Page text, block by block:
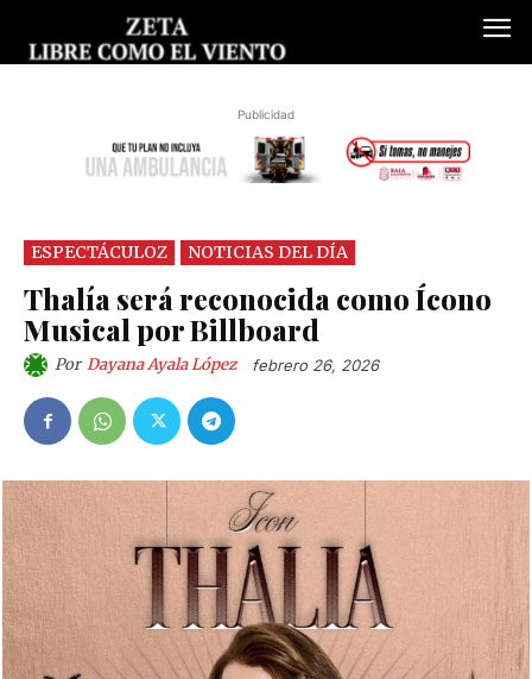
Publicidad
ESPECTÁCULOZ NOTICIAS DEL DÍA
Thalía será reconocida como Ícono
Musical por Billboard
Por Dayana Ayala López febrero 26, 2026